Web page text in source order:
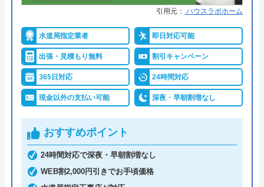
●保証・保険
工事保証12年・商品保証10年(最
詳細は公式HPでご確認ください
イースマイルがおすすめの理由
イースマイルは対応する自治体で適切な工事ができ
ると認められている水道局指定業者です。
土日祝日・深夜早朝含む24時間365日、いつ相談し
ても割増料金がかからず、作業が始まるまでは一切
費用がかからないかなり信頼できる業者です。
引用元： ハウスラボホーム
水道局指定業者 即日対応可能
出張・見積もり無料 割引キャンペーン
365日対応 24時間対応
現金以外の支払い可能 深夜・早朝割増なし
おすすめポイント
24時間対応で深夜・早朝割増なし
WEB割2,000円引きでお手頃価格